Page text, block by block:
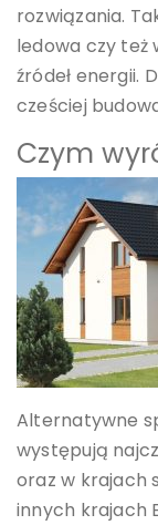
rozwiązania.
ledowa czy też
źródeł energii.
cześciej
Czym
Alternatywne
występują
oraz w krajach
innych krajach